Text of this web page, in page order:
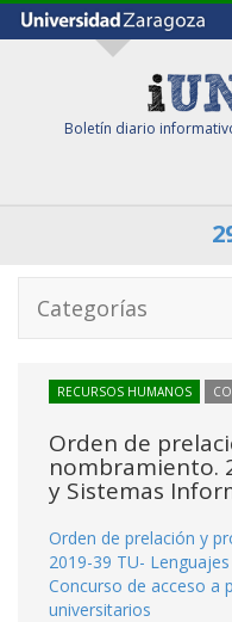
Boletín diario
Categorías
RECURSOS HUMANOS
Orden de
nombramiento.
y Sistemas
Orden de prelación y
2019-39 TU-
Concurso de acceso a
universitarios